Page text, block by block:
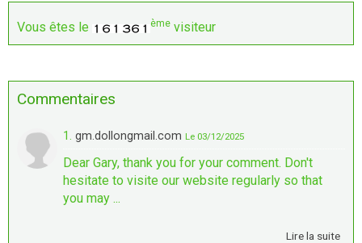
Vous êtes le ème visiteur
Commentaires
1. gm.dollongmail.com Le 03/12/2025
Dear Gary, thank you for your comment. Don't
hesitate to visite our website regularly so that
you may ...
Lire la suite